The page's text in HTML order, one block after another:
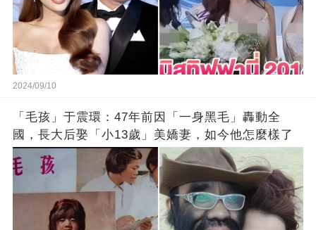
2024/09/10
「毛孩」于震環：47年前因「一身黑毛」轟動全
國，長大后娶「小13歲」美嬌妻，如今他怎麼樣了